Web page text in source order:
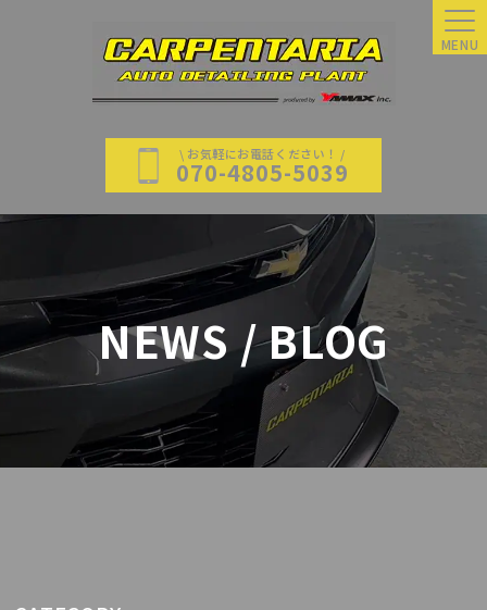
\ お気軽にお電話ください！ /
070-4805-5039
MENU
NEWS / BLOG